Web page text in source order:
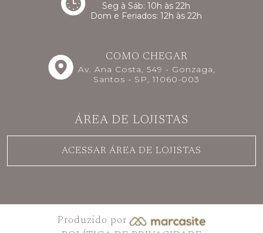
Seg à Sáb: 10h às 22h
Dom e Feriados: 12h às 22h
COMO CHEGAR
Av. Ana Costa, 549 - Gonzaga,
Santos - SP, 11060-003
ÁREA DE LOJISTAS
ACESSAR ÁREA DE LOJISTAS
Produzido por